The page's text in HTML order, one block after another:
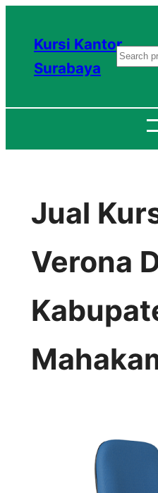
konten
Kursi Kantor
Surabaya
S
a
c
Jual
Verona